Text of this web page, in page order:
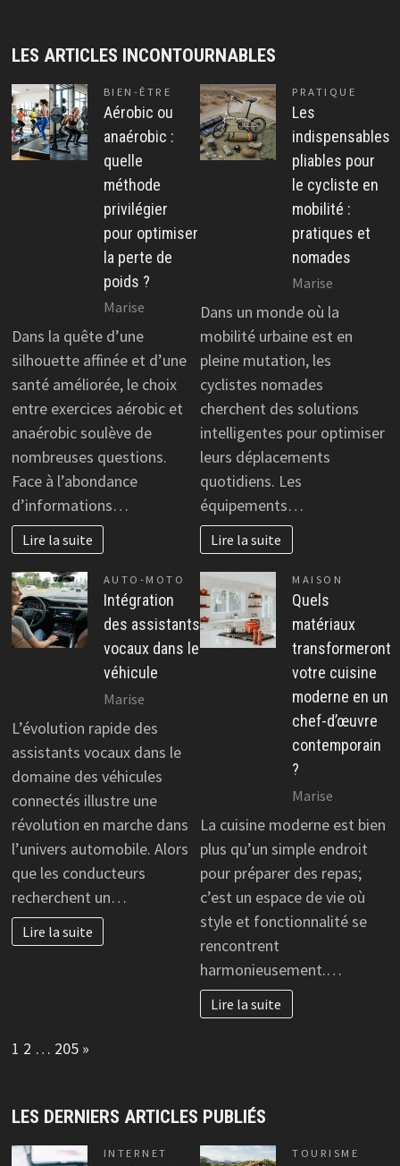
LES ARTICLES INCONTOURNABLES
BIEN-ÊTRE
Aérobic ou
anaérobic :
quelle
méthode
privilégier
pour optimiser
la perte de
poids ?
Marise
Dans la quête d’une
silhouette affinée et d’une
santé améliorée, le choix
entre exercices aérobic et
anaérobic soulève de
nombreuses questions.
Face à l’abondance
d’informations…
Lire la suite
PRATIQUE
Les
indispensables
pliables pour
le cycliste en
mobilité :
pratiques et
nomades
Marise
Dans un monde où la
mobilité urbaine est en
pleine mutation, les
cyclistes nomades
cherchent des solutions
intelligentes pour optimiser
leurs déplacements
quotidiens. Les
équipements…
Lire la suite
AUTO-MOTO
Intégration
des assistants
vocaux dans le
véhicule
Marise
L’évolution rapide des
assistants vocaux dans le
domaine des véhicules
connectés illustre une
révolution en marche dans
l’univers automobile. Alors
que les conducteurs
recherchent un…
Lire la suite
MAISON
Quels
matériaux
transformeront
votre cuisine
moderne en un
chef-d’œuvre
contemporain
?
Marise
La cuisine moderne est bien
plus qu’un simple endroit
pour préparer des repas;
c’est un espace de vie où
style et fonctionnalité se
rencontrent
harmonieusement.…
Lire la suite
Page:
1 2 … 205 Next
»
LES DERNIERS ARTICLES PUBLIÉS
INTERNET
TOURISME